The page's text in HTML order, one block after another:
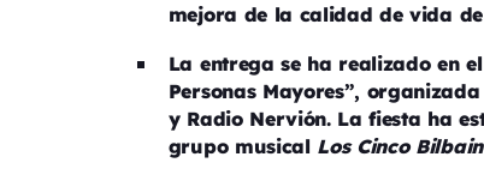
mejora de la calidad de vida
La entrega se ha realizado en
Personas Mayores”,
y Radio Nervión. La fiesta ha
grupo musical Los Cinco